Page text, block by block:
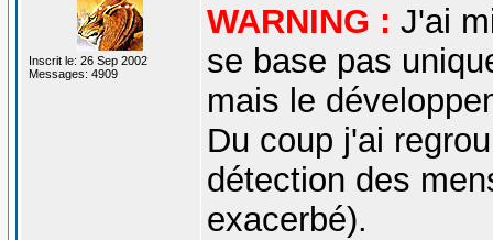
Inscrit le: 26 Sep 2002
Messages: 4909
WARNING : J'ai
se base pas
mais le
Du coup j'ai
détection des
exacerbé).